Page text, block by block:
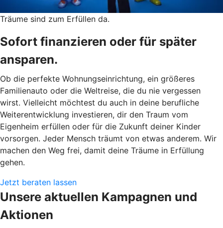
Träume sind zum Erfüllen da.
Sofort finanzieren oder für später
ansparen.
Ob die perfekte Wohnungseinrichtung, ein größeres
Familienauto oder die Weltreise, die du nie vergessen
wirst. Vielleicht möchtest du auch in deine berufliche
Weiterentwicklung investieren, dir den Traum vom
Eigenheim erfüllen oder für die Zukunft deiner Kinder
vorsorgen. Jeder Mensch träumt von etwas anderem. Wir
machen den Weg frei, damit deine Träume in Erfüllung
gehen.
Jetzt beraten lassen
Unsere aktuellen Kampagnen und
Aktionen